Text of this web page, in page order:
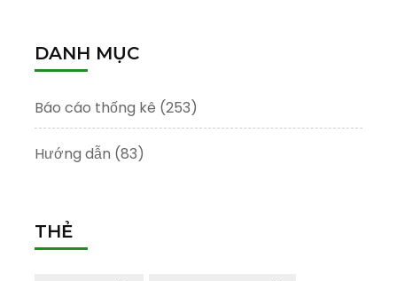
DANH MỤC
Báo cáo thống kê (253)
Hướng dẫn (83)
THẺ